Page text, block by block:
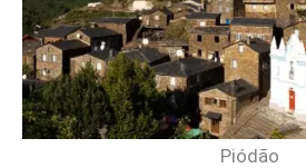
Piódão